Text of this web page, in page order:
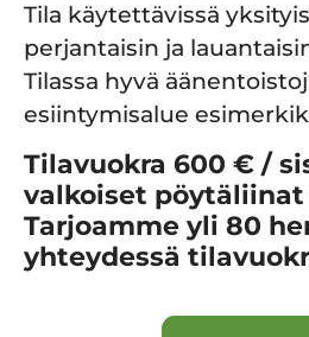
Tila käytettävissä
perjantaisin ja
Tilassa hyvä
esiintymisalue
Tilavuokra 600 € /
valkoiset
Tarjoamme yli 80
yhteydessä